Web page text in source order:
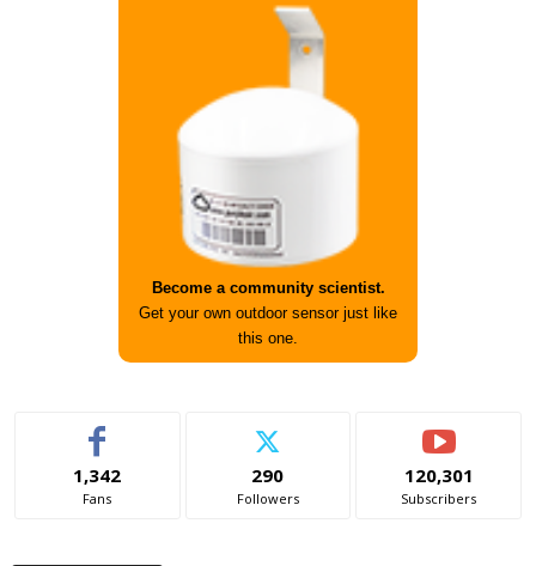
Become a community scientist.
Get your own outdoor sensor just like
this one.
1,342
Fans
290
Followers
120,301
Subscribers